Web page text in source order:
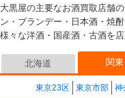
大黒屋の主要なお酒買取店舗
ン・ブランデー・日本酒・焼
様々な洋酒・国産酒・古酒を店
北海道 関東
東京23区 東京市部 神